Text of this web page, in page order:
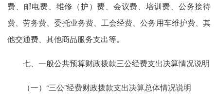
费、邮电费、维修（护）费、会议费、培训费、公务接待
费、劳务费、委托业务费、工会经费、公务用车维护费、其
他交通费、其他商品服务支出等。
七、一般公共预算财政拨款三公经费支出决算情况说明
（一）“三公”经费财政拨款支出决算总体情况说明